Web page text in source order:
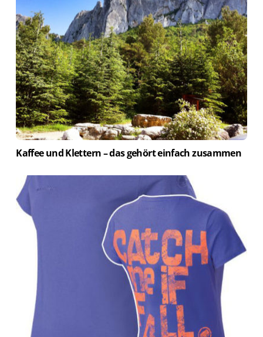
Kaffee und Klettern – das gehört einfach zusammen